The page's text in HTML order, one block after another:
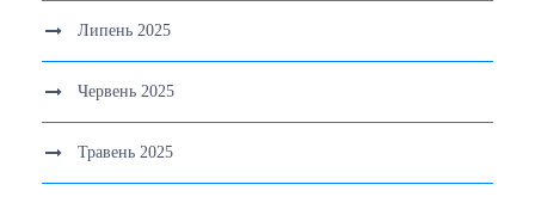
Липень 2025
Червень 2025
Травень 2025